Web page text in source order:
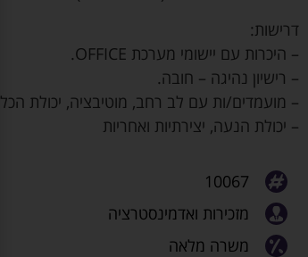
דרישות:
– היכרות עם יישומי מערכת OFFICE.
– רישיון נהיגה – חובה.
– מועמדים/ות עם לב רחב, מוטיבציה, יכולת
– יכולת הנעה, יצירתיות ואחריות
10067
מזכירות ואדמינסטרציה
משרה מלאה